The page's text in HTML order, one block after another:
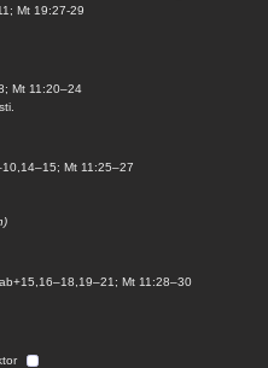
Mt 19:27-29
Mt 11:20–24
Mt 11:25–27
Mt 11:28–30